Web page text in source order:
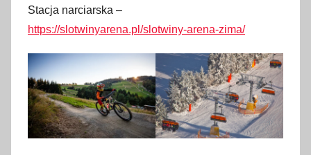
Stacja narciarska –
https://slotwinyarena.pl/slotwiny-arena-zima/